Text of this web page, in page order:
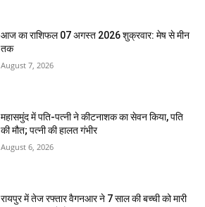
आज का राशिफल 07 अगस्त 2026 शुक्रवार: मेष से मीन
तक
August 7, 2026
महासमुंद में पति-पत्नी ने कीटनाशक का सेवन किया, पति
की मौत; पत्नी की हालत गंभीर
August 6, 2026
रायपुर में तेज रफ्तार वैगनआर ने 7 साल की बच्ची को मारी